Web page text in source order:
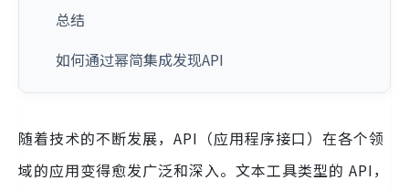
总结
如何通过幂简集成发现API
随着技术的不断发展，API（应用程序接口）在各个领
域的应用变得愈发广泛和深入。文本工具类型的 API，